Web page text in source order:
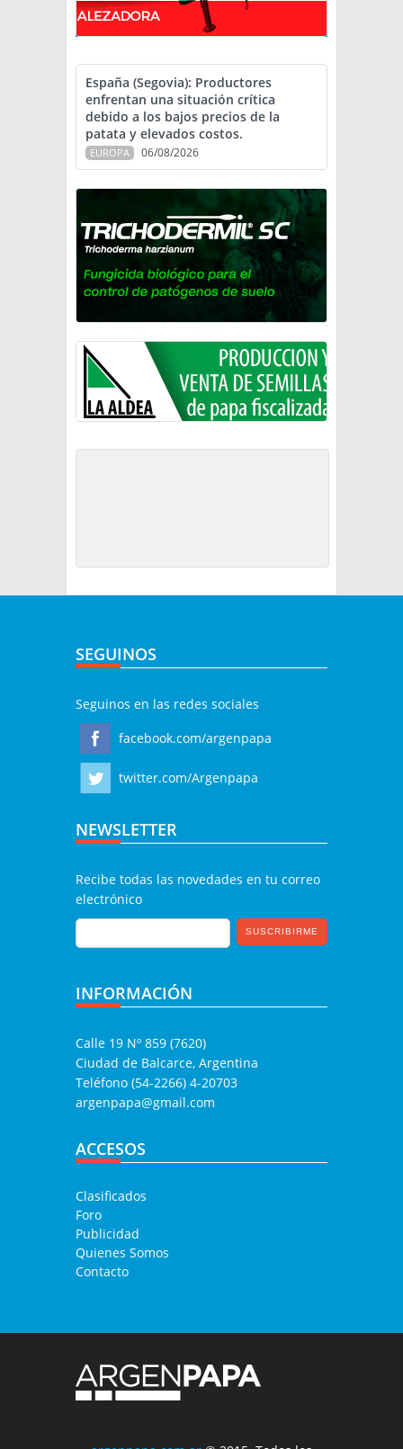
España (Segovia): Productores
enfrentan una situación crítica
debido a los bajos precios de la
patata y elevados costos.
EUROPA 06/08/2026
SEGUINOS
Seguinos en las redes sociales
facebook.com/argenpapa
twitter.com/Argenpapa
NEWSLETTER
Recibe todas las novedades en tu correo
electrónico
INFORMACIÓN
Calle 19 Nº 859 (7620)
Ciudad de Balcarce, Argentina
Teléfono (54-2266) 4-20703
argenpapa@gmail.com
ACCESOS
Clasificados
Foro
Publicidad
Quienes Somos
Contacto